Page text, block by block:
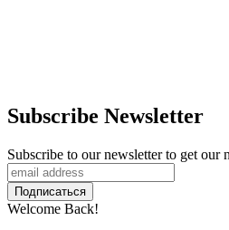
Subscribe Newsletter
Subscribe to our newsletter to get our
Welcome Back!